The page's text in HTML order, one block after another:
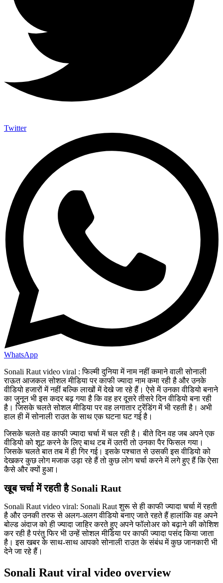
Twitter
WhatsApp
Sonali Raut video viral : फिल्मी दुनिया में नाम नहीं कमाने वाली सोनाली
राऊत आजकल सोशल मीडिया पर काफी ज्यादा नाम कमा रही है और उनके
वीडियो हजारों में नहीं बल्कि लाखों में देखे जा रहे हैं। ऐसे में उनका वीडियो बनाने
का जुनून भी इस कदर बढ़ गया है कि वह हर दूसरे तीसरे दिन वीडियो बना रही
है। जिसके चलते सोशल मीडिया पर वह लगातार ट्रेंडिंग में भी रहती है। अभी
हाल ही में सोनाली राउत के साथ एक घटना घट गई है।
जिसके चलते वह काफी ज्यादा चर्चा में चल रही है। बीते दिन वह जब अपने एक
वीडियो को शूट करने के लिए बाथ टब में उतरी तो उनका पैर फिसल गया।
जिसके चलते बात तब में ही गिर गई। इसके पश्चात से उसकी इस वीडियो को
देखकर कुछ लोग मजाक उड़ा रहे हैं तो कुछ लोग चर्चा करने में लगे हुए हैं कि ऐसा
कैसे और क्यों हुआ।
खूब चर्चा में रहती है Sonali Raut
Sonali Raut video viral: Sonali Raut शुरू से ही काफी ज्यादा चर्चा में रहती
है और उनकी तरफ से अलग-अलग वीडियो बनाए जाते रहते हैं हालांकि वह अपने
बोल्ड अंदाज को ही ज्यादा जाहिर करते हुए अपने फॉलोअर को बढ़ाने की कोशिश
कर रही है परंतु फिर भी उन्हें सोशल मीडिया पर काफी ज्यादा पसंद किया जाता
है। इस खबर के साथ-साथ आपको सोनाली राउत के संबंध में कुछ जानकारी भी
देने जा रहे हैं।
Sonali Raut viral video overview